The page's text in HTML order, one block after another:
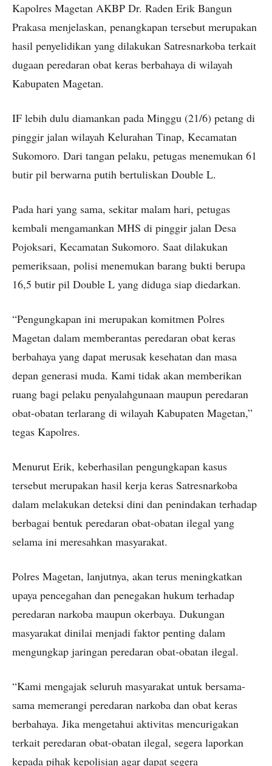
Kapolres Magetan AKBP Dr. Raden Erik Bangun
Prakasa menjelaskan, penangkapan tersebut merupakan
hasil penyelidikan yang dilakukan Satresnarkoba terkait
dugaan peredaran obat keras berbahaya di wilayah
Kabupaten Magetan.
IF lebih dulu diamankan pada Minggu (21/6) petang di
pinggir jalan wilayah Kelurahan Tinap, Kecamatan
Sukomoro. Dari tangan pelaku, petugas menemukan 61
butir pil berwarna putih bertuliskan Double L.
Pada hari yang sama, sekitar malam hari, petugas
kembali mengamankan MHS di pinggir jalan Desa
Pojoksari, Kecamatan Sukomoro. Saat dilakukan
pemeriksaan, polisi menemukan barang bukti berupa
16,5 butir pil Double L yang diduga siap diedarkan.
“Pengungkapan ini merupakan komitmen Polres
Magetan dalam memberantas peredaran obat keras
berbahaya yang dapat merusak kesehatan dan masa
depan generasi muda. Kami tidak akan memberikan
ruang bagi pelaku penyalahgunaan maupun peredaran
obat-obatan terlarang di wilayah Kabupaten Magetan,”
tegas Kapolres.
Menurut Erik, keberhasilan pengungkapan kasus
tersebut merupakan hasil kerja keras Satresnarkoba
dalam melakukan deteksi dini dan penindakan terhadap
berbagai bentuk peredaran obat-obatan ilegal yang
selama ini meresahkan masyarakat.
Polres Magetan, lanjutnya, akan terus meningkatkan
upaya pencegahan dan penegakan hukum terhadap
peredaran narkoba maupun okerbaya. Dukungan
masyarakat dinilai menjadi faktor penting dalam
mengungkap jaringan peredaran obat-obatan ilegal.
“Kami mengajak seluruh masyarakat untuk bersama-
sama memerangi peredaran narkoba dan obat keras
berbahaya. Jika mengetahui aktivitas mencurigakan
terkait peredaran obat-obatan ilegal, segera laporkan
kepada pihak kepolisian agar dapat segera